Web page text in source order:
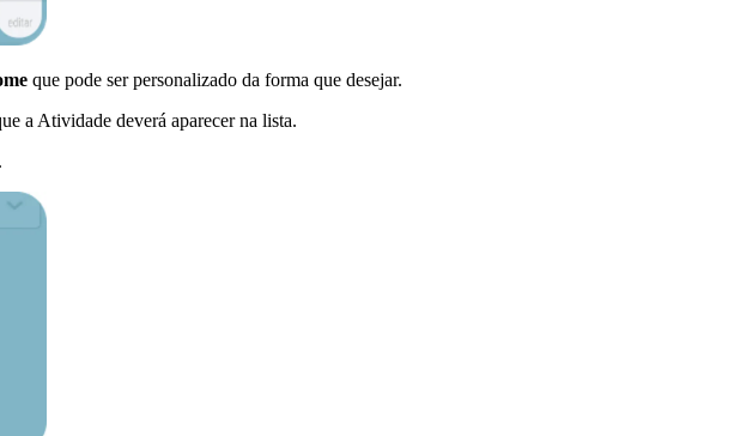
que pode ser personalizado da forma que desejar.
a Atividade deverá aparecer na lista.
.